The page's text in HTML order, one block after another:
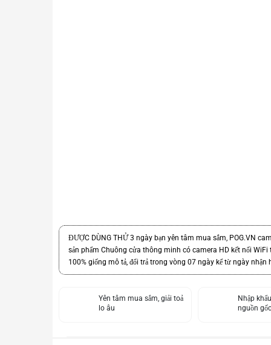
ĐƯỢC DÙNG THỬ 3 ngày bạn yên tâm mua sắm, POG.VN
sản phẩm Chuông cửa thông minh có camera HD kết nối WiFi
100% giống mô tả, đổi trả trong vòng 07 ngày kể từ ngày nhận
Yên tâm mua sắm, giải toả
lo âu
Nhập
nguồn